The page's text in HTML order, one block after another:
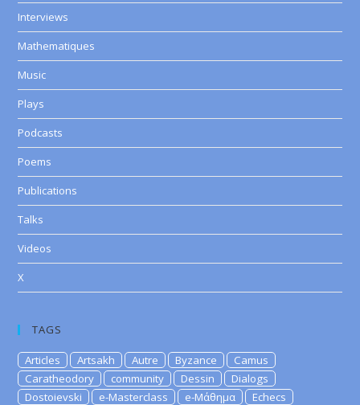
Interviews
Mathematiques
Music
Plays
Podcasts
Poems
Publications
Talks
Videos
X
TAGS
Articles Artsakh Autre Byzance
Camus
Caratheodory
community Dessin
Dialogs
Dostoievski
e-Masterclass e-Μάθημα
Echecs